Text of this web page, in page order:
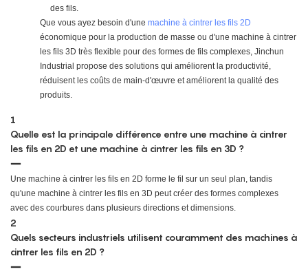
des fils.
Que vous ayez besoin d'unemachine à cintrer les fils 2D
économique pour la production de masse ou d'une machine à cintrer
les fils 3D très flexible pour des formes de fils complexes, Jinchun
Industrial propose des solutions qui améliorent la productivité,
réduisent les coûts de main-d'œuvre et améliorent la qualité des
produits.
1
Quelle est la principale différence entre une machine à cintrer
les fils en 2D et une machine à cintrer les fils en 3D ?
Une machine à cintrer les fils en 2D forme le fil sur un seul plan, tandis
qu'une machine à cintrer les fils en 3D peut créer des formes complexes
avec des courbures dans plusieurs directions et dimensions.
2
Quels secteurs industriels utilisent couramment des machines à
cintrer les fils en 2D ?